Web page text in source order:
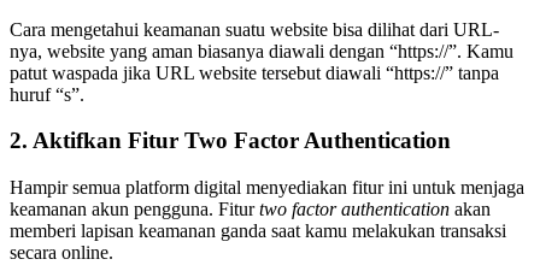
Cara mengetahui keamanan suatu website bisa dilihat dari URL-
nya, website yang aman biasanya diawali dengan “https://”. Kamu
patut waspada jika URL website tersebut diawali “https://” tanpa
huruf “s”.
2. Aktifkan Fitur Two Factor Authentication
Hampir semua platform digital menyediakan fitur ini untuk menjaga
keamanan akun pengguna. Fiturtwo factor authentication akan
memberi lapisan keamanan ganda saat kamu melakukan transaksi
secara online.